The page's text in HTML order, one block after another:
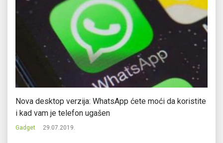
Nova desktop verzija: WhatsApp ćete moći da koristite
i kad vam je telefon ugašen
Gadget 29.07.2019.